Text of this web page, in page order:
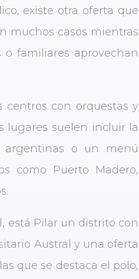
existe otra oferta que
muchos casos mientras
familiares aprovechan
centros con orquestas y
lugares suelen incluir la
argentinas o un menú
como Puerto Madero,
está Pilar un distrito con
Austral y una oferta
que se destaca el polo,